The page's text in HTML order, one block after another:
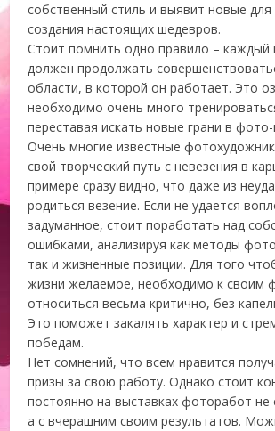
собственный стиль и выявит новые
создания настоящих шедевров.
Стоит помнить одно правило – каждый
должен продолжать
области, в которой он работает. Это
необходимо очень много
переставая искать новые грани в
Очень многие известные
свой творческий путь с невезения в
примере сразу видно, что даже из
родиться везение. Если не удается
задуманное, стоит поработать над
ошибками, анализируя как методы
так и жизненные позиции. Для того
жизни желаемое, необходимо к своим
относиться весьма критично, без
Это поможет закалять характер и
победам.
Нет сомнений, что всем нравится
призы за свою работу. Однако стоит
постоянно на выставках фоторабот не
а с вчерашним своим результатов.